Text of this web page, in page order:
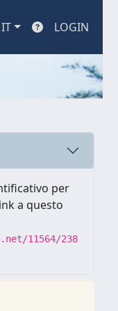
IT LOGIN
per
a questo
11564/238